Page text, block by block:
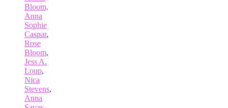
Bloom,
Anna
Sophie
Caspar,
Rose
Bloom,
Jess A.
Loup,
Nica
Stevens,
Anna